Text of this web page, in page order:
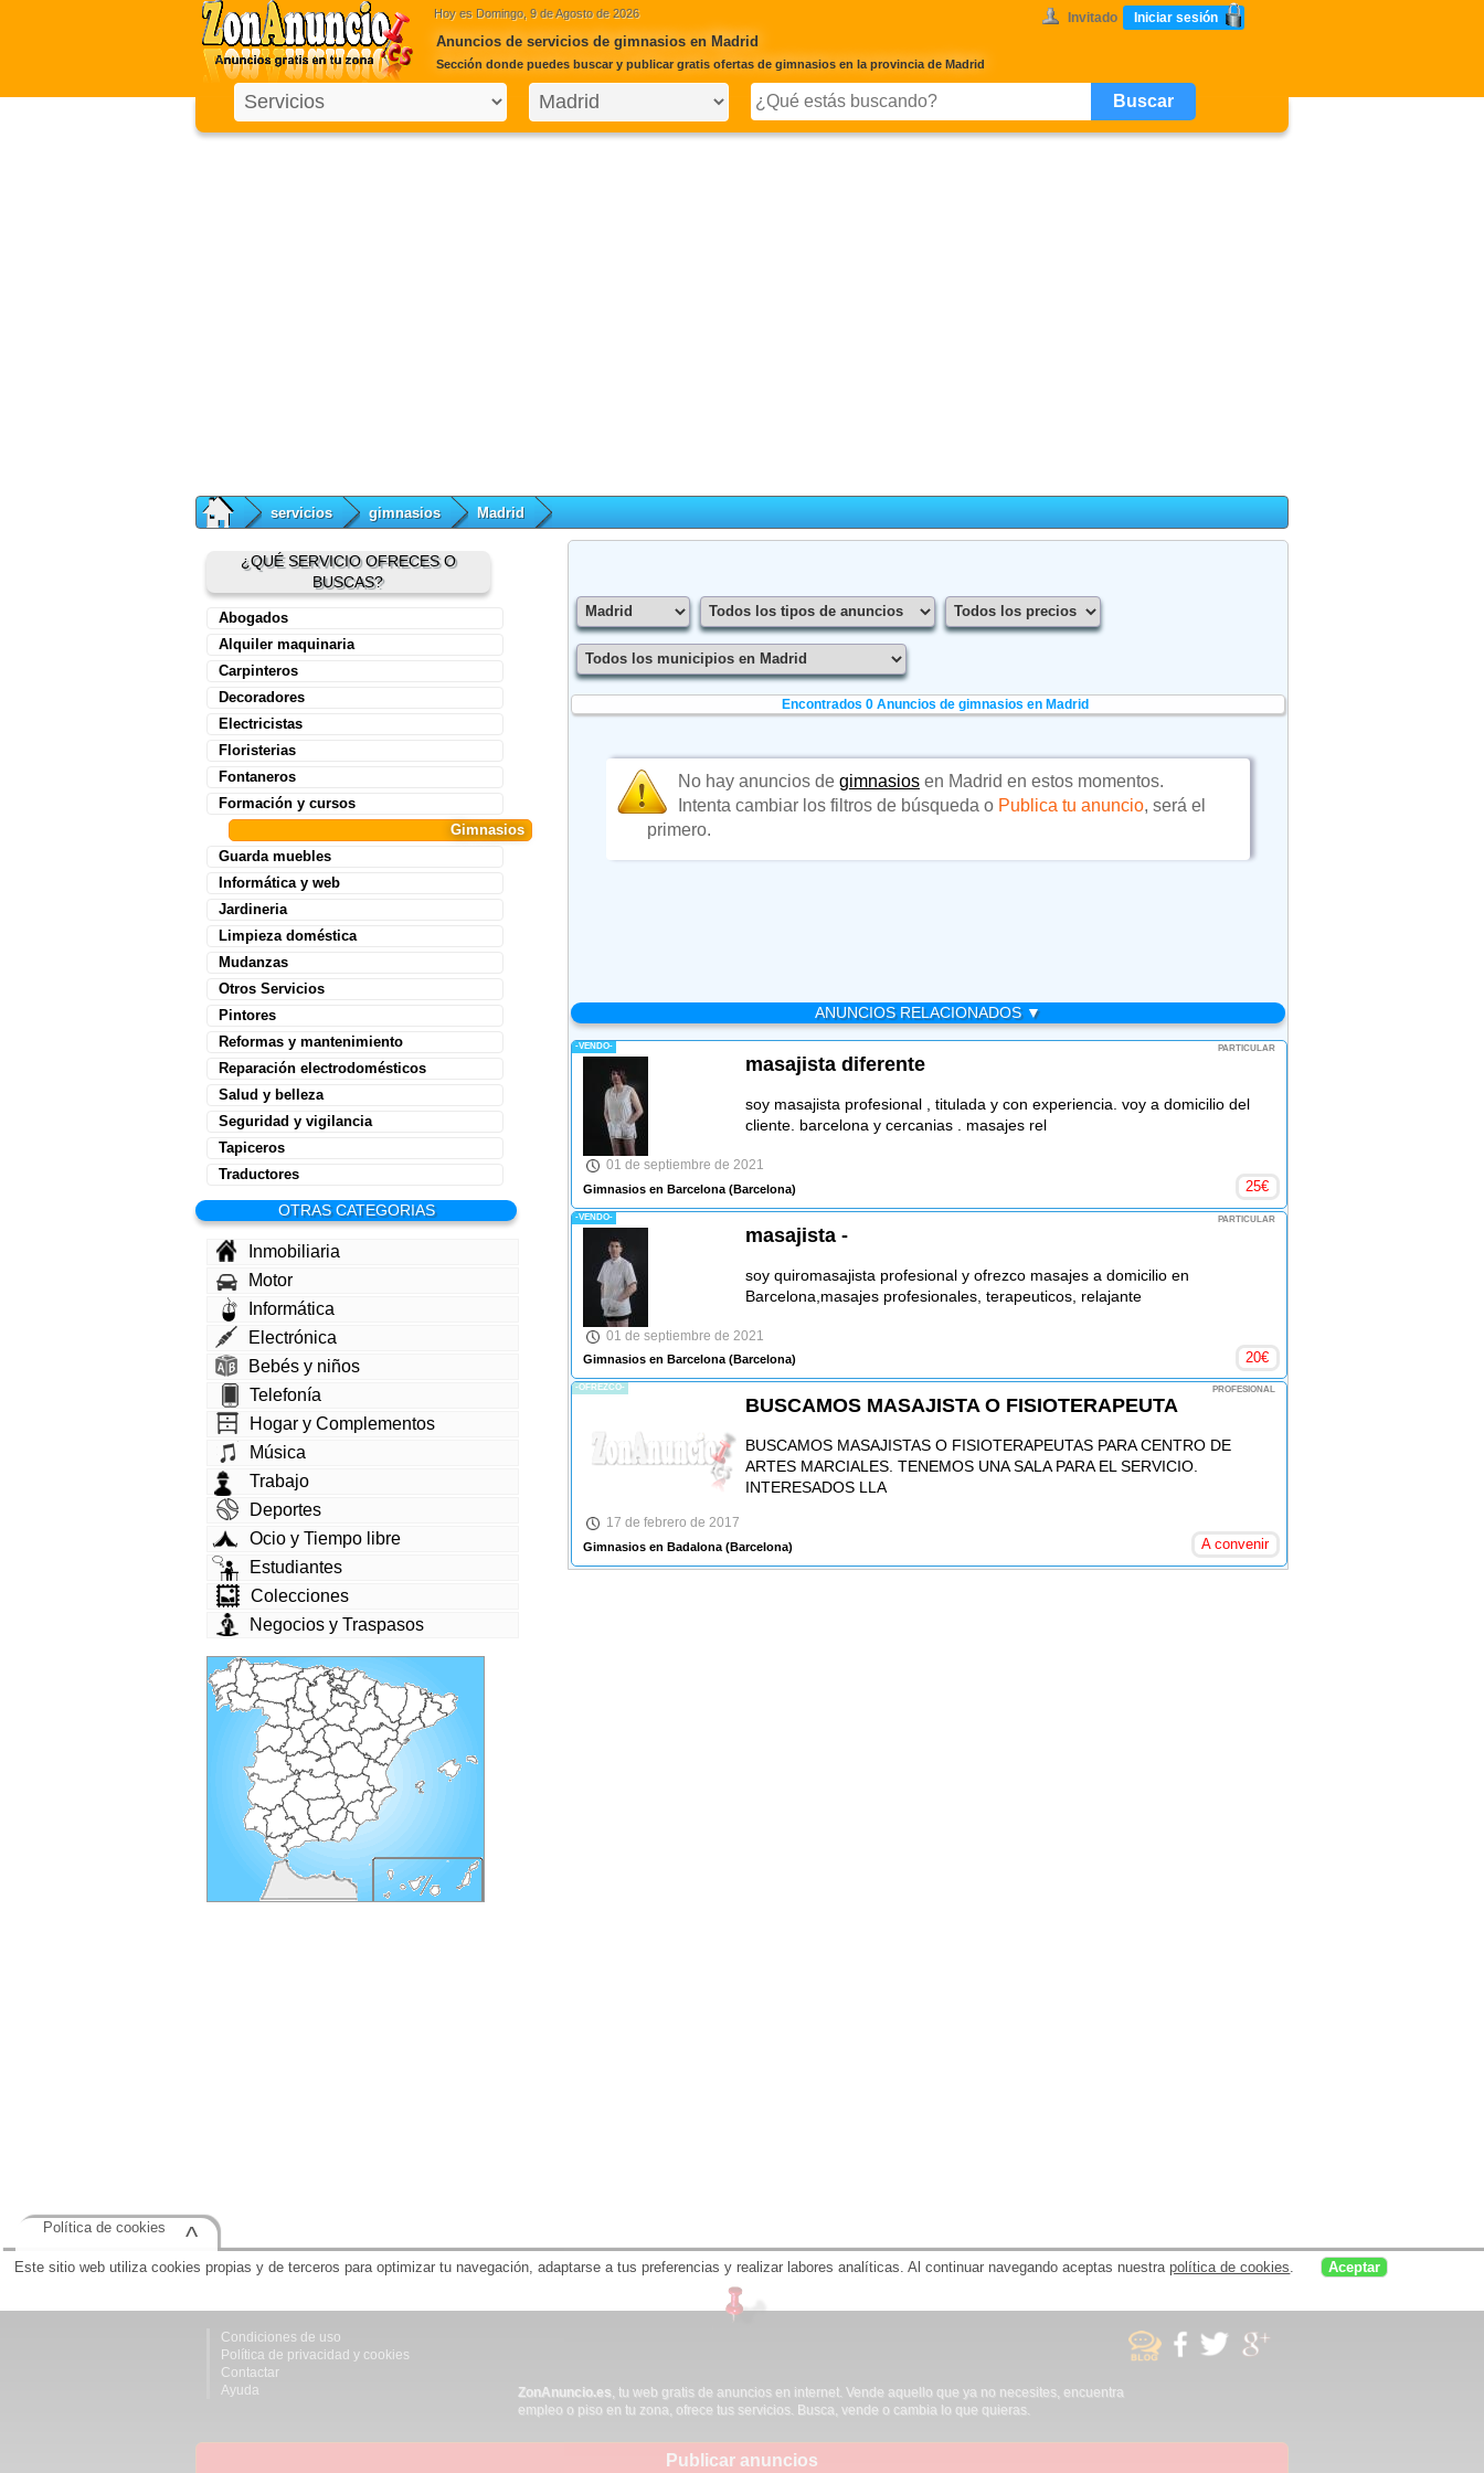
Hoy es Domingo, 9 de Agosto de 2026 Invitado Iniciar sesión
Anuncios de servicios de gimnasios en Madrid
Sección donde puedes buscar y publicar gratis ofertas de gimnasios en la provincia de Madrid
Publicar anuncios
servicios gimnasios Madrid
¿QUÉ SERVICIO OFRECES O
BUSCAS?
Abogados
Alquiler maquinaria
Carpinteros
Decoradores
Electricistas
Floristerias
Fontaneros
Formación y cursos
Gimnasios
Guarda muebles
Informática y web
Jardineria
Limpieza doméstica
Mudanzas
Otros Servicios
Pintores
Reformas y mantenimiento
Reparación electrodomésticos
Salud y belleza
Seguridad y vigilancia
Tapiceros
Traductores
OTRAS CATEGORIAS
Inmobiliaria
Motor
Informática
Electrónica
Bebés y niños
Telefonía
Hogar y Complementos
Música
Trabajo
Deportes
Ocio y Tiempo libre
Estudiantes
Colecciones
Negocios y Traspasos
Encontrados 0 Anuncios de gimnasios en Madrid
No hay anuncios de gimnasiosen Madrid en estos momentos.
Intenta cambiar los filtros de búsqueda o Publica tu anuncio, será el
primero.
ANUNCIOS RELACIONADOS ▼
-VENDO- PARTICULAR
masajista diferente
soy masajista profesional , titulada y con experiencia. voy a domicilio del
cliente. barcelona y cercanias . masajes rel
01 de septiembre de 2021
Gimnasios en Barcelona(Barcelona) 25€
-VENDO- PARTICULAR
masajista -
soy quiromasajista profesional y ofrezco masajes a domicilio en
Barcelona,masajes profesionales, terapeuticos, relajante
01 de septiembre de 2021
Gimnasios en Barcelona(Barcelona) 20€
-OFREZCO- PROFESIONAL
BUSCAMOS MASAJISTA O FISIOTERAPEUTA
BUSCAMOS MASAJISTAS O FISIOTERAPEUTAS PARA CENTRO DE
ARTES MARCIALES. TENEMOS UNA SALA PARA EL SERVICIO.
INTERESADOS LLA
17 de febrero de 2017
Gimnasios en Badalona(Barcelona) A convenir
Condiciones de uso
Política de privacidad y cookies
Contactar
Ayuda
ZonAnuncio.es, tu web gratis de anuncios en internet. Vende aquello que ya no necesites, encuentra
empleo o piso en tu zona, ofrece tus servicios. Busca, vende o cambia lo que quieras.
Este sitio web utiliza cookies propias y de terceros para optimizar tu navegación, adaptarse a tus preferencias y realizar labores analíticas. Al continuar navegando aceptas nuestrapolítica de cookies Aceptar
Política de cookies ^